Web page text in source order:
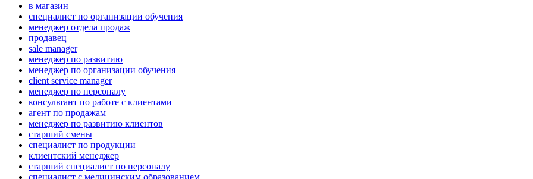
в магазин
специалист по организации обучения
менеджер отдела продаж
продавец
sale manager
менеджер по развитию
менеджер по организации обучения
client service manager
менеджер по персоналу
консультант по работе с клиентами
агент по продажам
менеджер по развитию клиентов
старший смены
специалист по продукции
клиентский менеджер
старший специалист по персоналу